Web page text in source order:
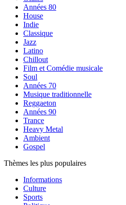
Années 80
House
Indie
Classique
Jazz
Latino
Chillout
Film et Comédie musicale
Soul
Années 70
Musique traditionnelle
Reggaeton
Années 90
Trance
Heavy Metal
Ambient
Gospel
Thèmes les plus populaires
Informations
Culture
Sports